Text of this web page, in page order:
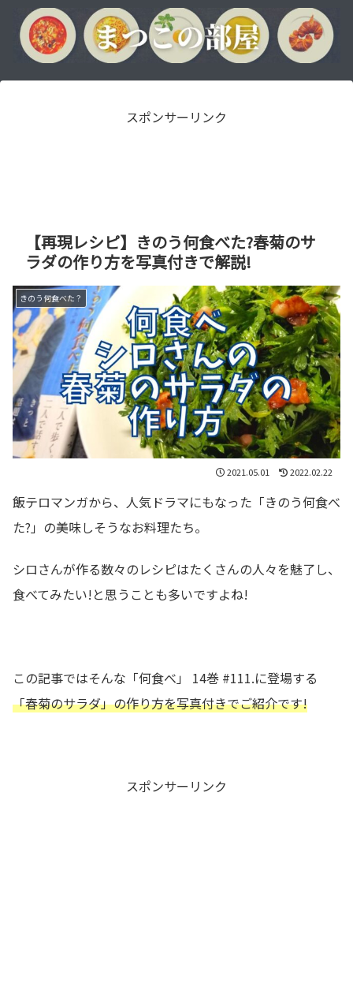
スポンサーリンク
【再現レシピ】きのう何食べた?春菊のサ
ラダの作り方を写真付きで解説!
きのう何食べた？
2021.05.01 2022.02.22
飯テロマンガから、人気ドラマにもなった「きのう何食べ
た?」の美味しそうなお料理たち。
シロさんが作る数々のレシピはたくさんの人々を魅了し、
食べてみたい!と思うことも多いですよね!
この記事ではそんな「何食べ」 14巻 #111.に登場する
「春菊のサラダ」の作り方を写真付きでご紹介です!
スポンサーリンク